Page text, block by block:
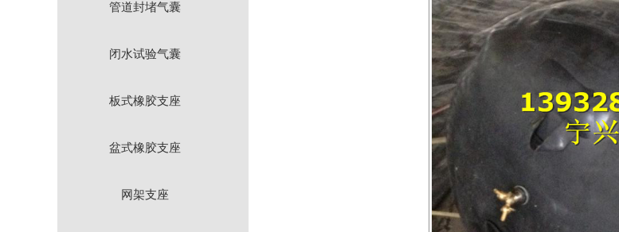
管道封堵气囊
闭水试验气囊
板式橡胶支座
盆式橡胶支座
网架支座